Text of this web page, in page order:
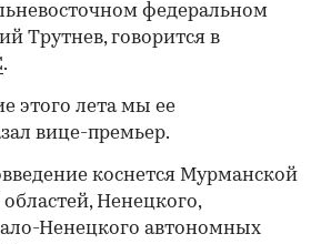
федеральном
Трутнев, говорится в
.
этого лета мы ее
вице-премьер.
коснется Мурманской
Ненецкого,
Ненецкого автономных